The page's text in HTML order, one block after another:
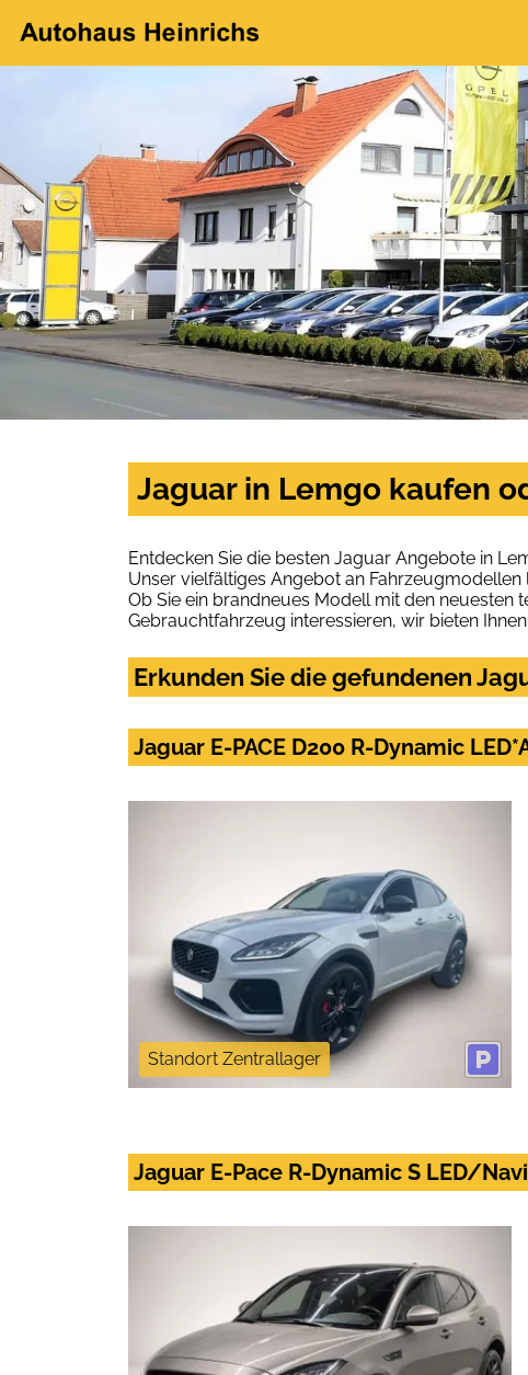
Jaguar in Lemgo kaufen
Entdecken Sie die besten Jaguar Angebote in
Unser vielfältiges Angebot an Fahrzeugmodellen
Ob Sie ein brandneues Modell mit den
Gebrauchtfahrzeug interessieren, wir bieten
Erkunden Sie die gefundenen
Jaguar E-PACE D200 R-Dynamic
Standort Zentrallager
Jaguar E-Pace R-Dynamic S LED/